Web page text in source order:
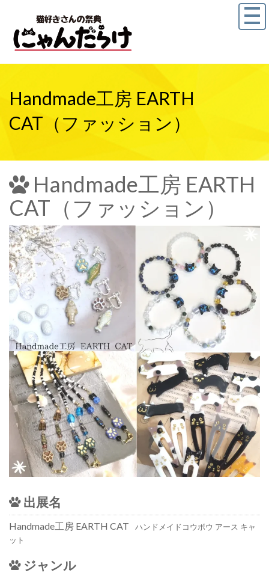
Handmade工房 EARTH
CAT（ファッション）
Handmade工房 EARTH
CAT（ファッション）
出展名
Handmade工房 EARTH CAT
ハンドメイドコウボウ アース キャ
ット
ジャンル